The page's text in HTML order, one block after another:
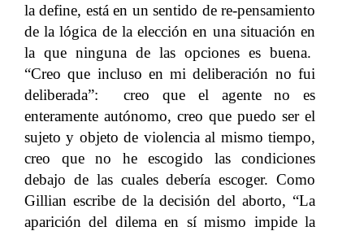
la define, está en un sentido de re-pensamiento
de la lógica de la elección en una situación en
la que ninguna de las opciones es buena.
“Creo que incluso en mi deliberación no fui
deliberada”: creo que el agente no es
enteramente autónomo, creo que puedo ser el
sujeto y objeto de violencia al mismo tiempo,
creo que no he escogido las condiciones
debajo de las cuales debería escoger. Como
Gillian escribe de la decisión del aborto, “La
aparición del dilema en sí mismo impide la